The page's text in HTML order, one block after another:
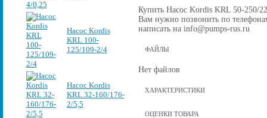
Насос Kordis
KRL 100-
125/109-2/4
Насос Kordis
KRL 32-160/176-
2/5,5
Купить Насос Kordis KRL 50-250/
Вам нужно позвонить по
написать на info@pumps-rus.ru
ФАЙЛЫ
Нет файлов
ХАРАКТЕРИСТИКИ
ОЦЕНКИ ТОВАРА